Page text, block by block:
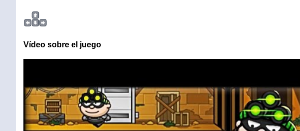
Vídeo sobre el juego